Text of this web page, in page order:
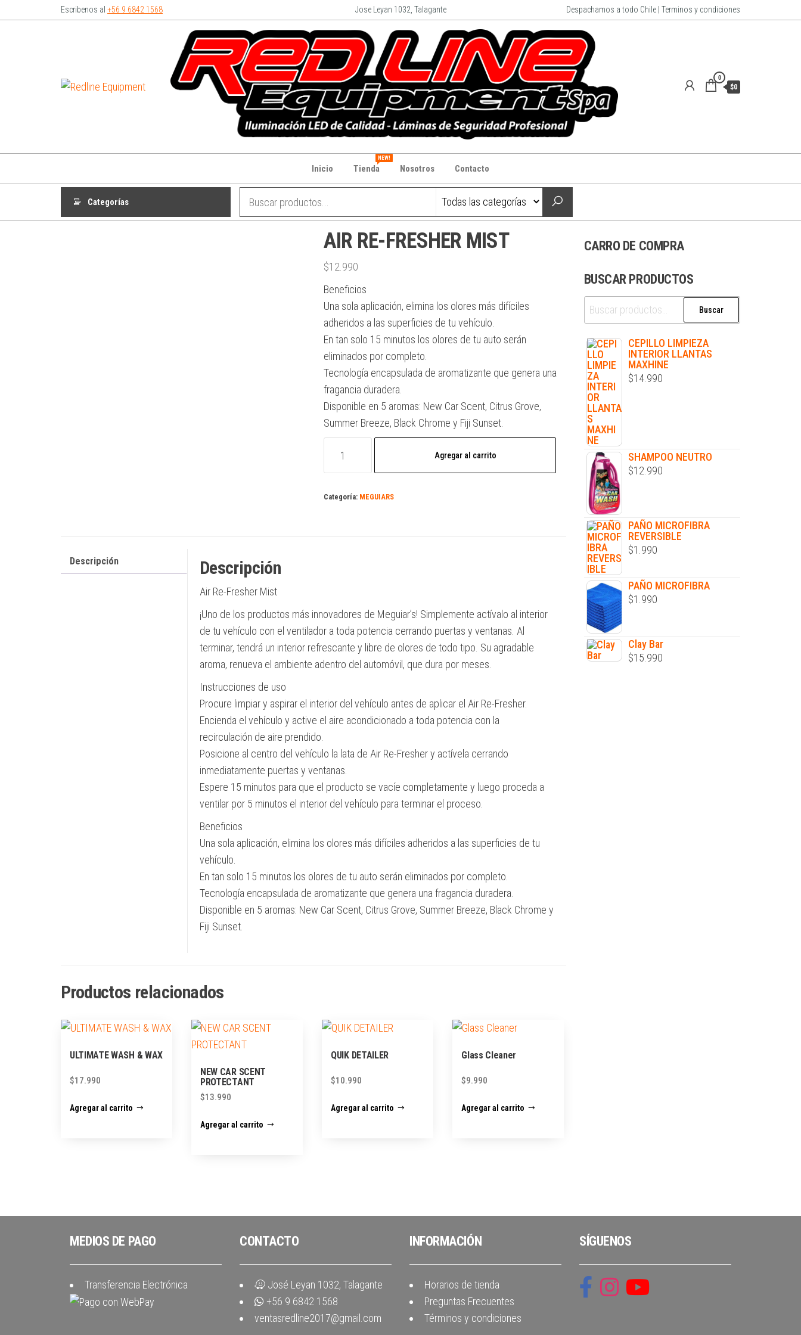
Escribenos al +56 9 6842 1568 Jose Leyan 1032, Talagante Despachamos a todo Chile | Terminos y condiciones
Redline
0
$0
Inicio Tienda
NEW!
Nosotros Contacto
Categorías
AIR RE-FRESHER MIST
$12.990
Beneficios
Una sola aplicación, elimina los olores más difíciles
adheridos a las superficies de tu vehículo.
En tan solo 15 minutos los olores de tu auto serán
eliminados por completo.
Tecnología encapsulada de aromatizante que genera una
fragancia duradera.
Disponible en 5 aromas: New Car Scent, Citrus Grove,
Summer Breeze, Black Chrome y Fiji Sunset.
Agregar al carrito
Categoría: MEGUIARS
Descripción Descripción
Air Re-Fresher Mist
¡Uno de los productos más innovadores de Meguiar’s! Simplemente actívalo al interior
de tu vehículo con el ventilador a toda potencia cerrando puertas y ventanas. Al
terminar, tendrá un interior refrescante y libre de olores de todo tipo. Su agradable
aroma, renueva el ambiente adentro del automóvil, que dura por meses.
Instrucciones de uso
Procure limpiar y aspirar el interior del vehículo antes de aplicar el Air Re-Fresher.
Encienda el vehículo y active el aire acondicionado a toda potencia con la
recirculación de aire prendido.
Posicione al centro del vehículo la lata de Air Re-Fresher y actívela cerrando
inmediatamente puertas y ventanas.
Espere 15 minutos para que el producto se vacíe completamente y luego proceda a
ventilar por 5 minutos el interior del vehículo para terminar el proceso.
Beneficios
Una sola aplicación, elimina los olores más difíciles adheridos a las superficies de tu
vehículo.
En tan solo 15 minutos los olores de tu auto serán eliminados por completo.
Tecnología encapsulada de aromatizante que genera una fragancia duradera.
Disponible en 5 aromas: New Car Scent, Citrus Grove, Summer Breeze, Black Chrome y
Fiji Sunset.
Productos relacionados
ULTIMATE WASH & WAX
$17.990
Agregar al carrito
NEW CAR SCENT
PROTECTANT
$13.990
Agregar al carrito
QUIK DETAILER
$10.990
Agregar al carrito
Glass Cleaner
$9.990
Agregar al carrito
CARRO DE COMPRA
BUSCAR PRODUCTOS
Buscar
CEPILLO LIMPIEZA
INTERIOR LLANTAS
MAXHINE
$14.990
SHAMPOO NEUTRO
$12.990
PAÑO MICROFIBRA
REVERSIBLE
$1.990
PAÑO MICROFIBRA
$1.990
Clay Bar
$15.990
MEDIOS DE PAGO
Transferencia Electrónica
CONTACTO
José Leyan 1032, Talagante
+56 9 6842 1568
ventasredline2017@gmail.com
INFORMACIÓN
Horarios de tienda
Preguntas Frecuentes
Términos y condiciones
SÍGUENOS